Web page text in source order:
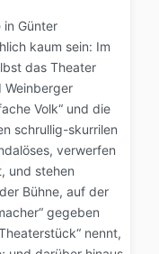
in Günter
kaum sein: Im
das Theater
Weinberger
Volk“ und die
schrullig-skurrilen
verwerfen
und stehen
Bühne, auf der
gegeben
nennt,